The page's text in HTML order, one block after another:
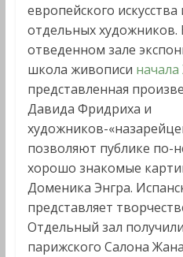
европейского
отдельных художников.
отведенном зале
школа живописи начала
представленная
Давида Фридриха и
художников-
позволяют публике по-
хорошо знакомые
Доменика Энгра.
представляет
Отдельный зал
парижского Салона